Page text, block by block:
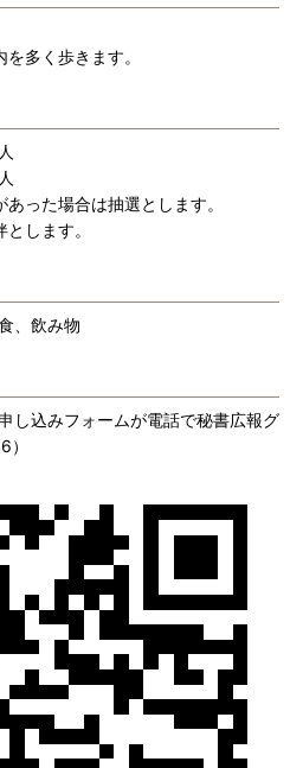
多く歩きます。
った場合は抽選とします。
します。
、飲み物
し込みフォームが電話で秘書広報グ